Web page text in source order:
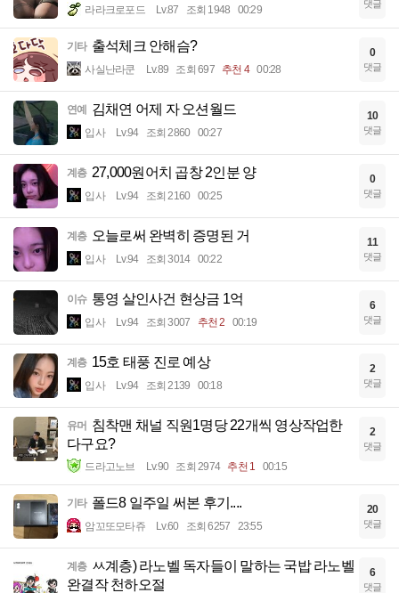
라라크로포드 Lv.87 조회 1948 00:29 댓글
기타 출석체크 안해슴?
사실난라쿤 Lv.89 조회 697 추천 4 00:28
0
댓글
연예 김채연 어제 자 오션월드
입사 Lv.94 조회 2860 00:27
10
댓글
계층 27,000원어치 곱창 2인분 양
입사 Lv.94 조회 2160 00:25
0
댓글
계층 오늘로써 완벽히 증명된 거
입사 Lv.94 조회 3014 00:22
11
댓글
이슈 통영 살인사건 현상금 1억
입사 Lv.94 조회 3007 추천 2 00:19
6
댓글
계층 15호 태풍 진로 예상
입사 Lv.94 조회 2139 00:18
2
댓글
유머 침착맨 채널 직원1명당 22개씩 영상작업한
다구요?
드라고노브 Lv.90 조회 2974 추천 1 00:15
2
댓글
기타 폴드8 일주일 써본 후기....
암꼬또모타쥬 Lv.60 조회 6257 23:55
20
댓글
계층 ㅆ계층) 라노벨 독자들이 말하는 국밥 라노벨
완결작 천하오절
6
댓글